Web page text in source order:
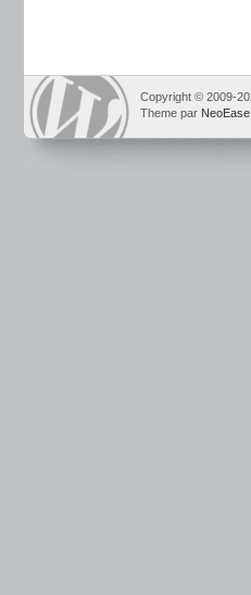
Copyright © 2009-
Theme par NeoEase